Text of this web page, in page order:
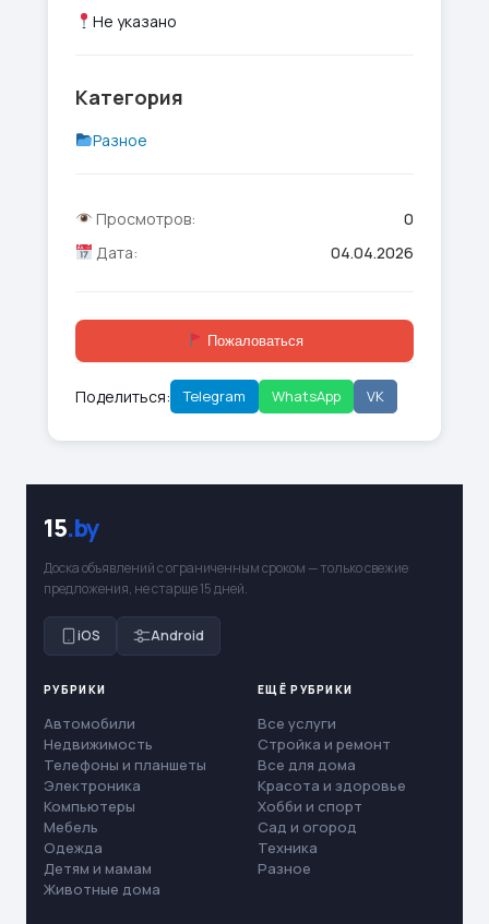
Не указано
Категория
Разное
Просмотров:
0
Дата:
04.04.2026
Пожаловаться
Поделиться: Telegram WhatsApp VK
15.by
Доска объявлений с ограниченным сроком — только свежие
предложения, не старше 15 дней.
iOS Android
РУБРИКИ
Автомобили
Недвижимость
Телефоны и планшеты
Электроника
Компьютеры
Мебель
Одежда
Детям и мамам
Животные дома
ЕЩЁ РУБРИКИ
Все услуги
Стройка и ремонт
Все для дома
Красота и здоровье
Хобби и спорт
Сад и огород
Техника
Разное